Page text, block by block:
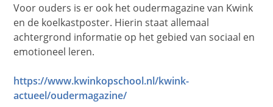
Voor ouders is er ook het oudermagazine van Kwink
en de koelkastposter. Hierin staat allemaal
achtergrond informatie op het gebied van sociaal en
emotioneel leren.
https://www.kwinkopschool.nl/kwink-
actueel/oudermagazine/